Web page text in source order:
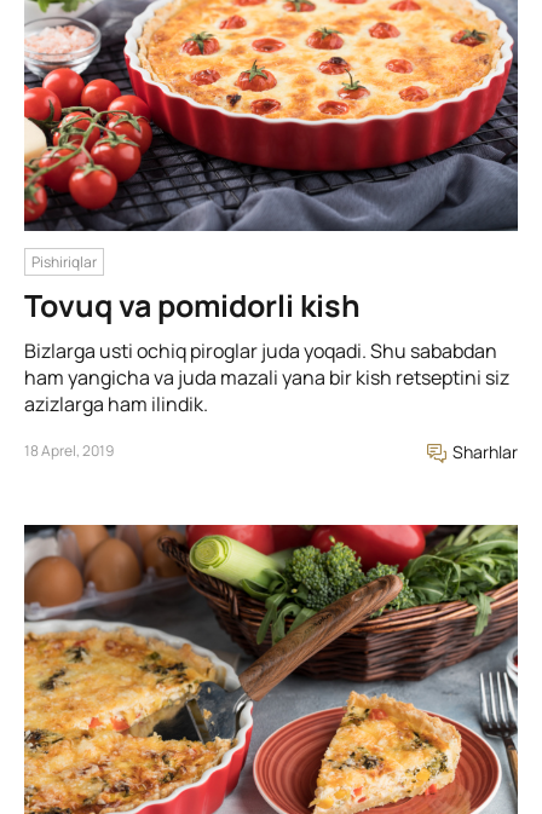
Pishiriqlar
Tovuq va pomidorli kish
Bizlarga usti ochiq piroglar juda yoqadi. Shu sababdan
ham yangicha va juda mazali yana bir kish retseptini siz
azizlarga ham ilindik.
18 Aprel, 2019 Sharhlar